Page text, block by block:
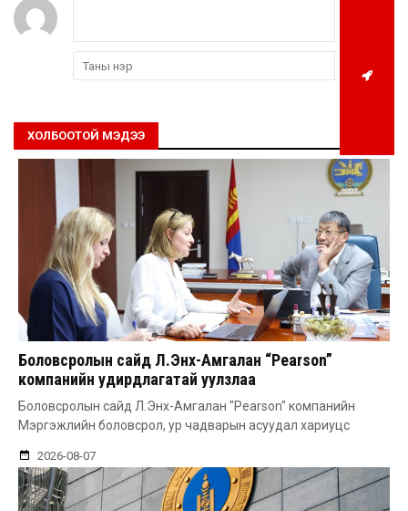
ХОЛБООТОЙ МЭДЭЭ
Боловсролын сайд Л.Энх-Амгалан “Pearson”
компанийн удирдлагатай уулзлаа
Боловсролын сайд Л.Энх-Амгалан "Pearson" компанийн
Мэргэжлийн боловсрол, ур чадварын асуудал хариуцс
2026-08-07